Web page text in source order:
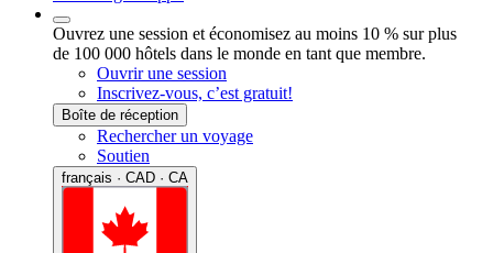
Ouvrez une session et économisez au moins 10 % sur plus
de 100 000 hôtels dans le monde en tant que membre.
Ouvrir une session
Inscrivez-vous, c’est gratuit!
Boîte de réception
Rechercher un voyage
Soutien
français · CAD · CA